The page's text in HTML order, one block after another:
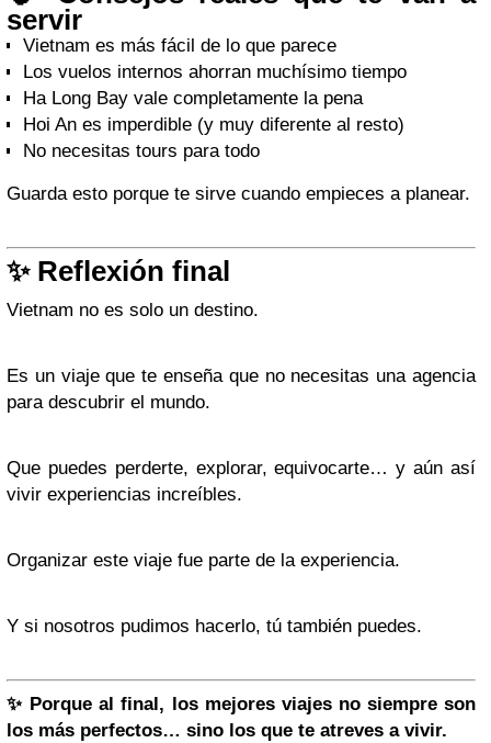
servir
Vietnam es más fácil de lo que parece
Los vuelos internos ahorran muchísimo tiempo
Ha Long Bay vale completamente la pena
Hoi An es imperdible (y muy diferente al resto)
No necesitas tours para todo
Guarda esto porque te sirve cuando empieces a planear.
✨ Reflexión final
Vietnam no es solo un destino.
Es un viaje que te enseña que no necesitas una agencia
para descubrir el mundo.
Que puedes perderte, explorar, equivocarte… y aún así
vivir experiencias increíbles.
Organizar este viaje fue parte de la experiencia.
Y si nosotros pudimos hacerlo, tú también puedes.
✨ Porque al final, los mejores viajes no siempre son
los más perfectos… sino los que te atreves a vivir.